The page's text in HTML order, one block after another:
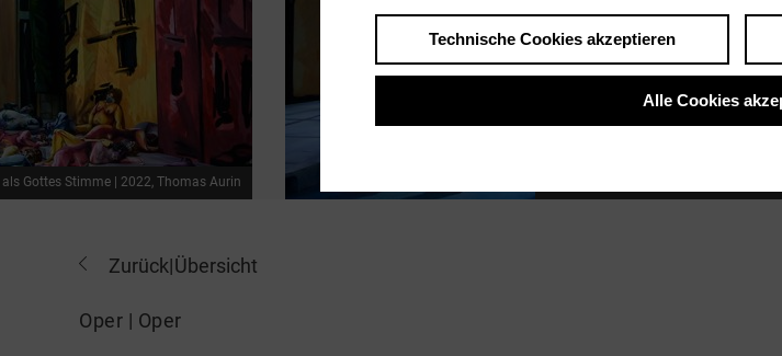
Gottes Stimme | 2022, Thomas Aurin u.
Zurück|Übersicht
Oper | Oper
Technische Cookies akzeptieren
Alle Cookies